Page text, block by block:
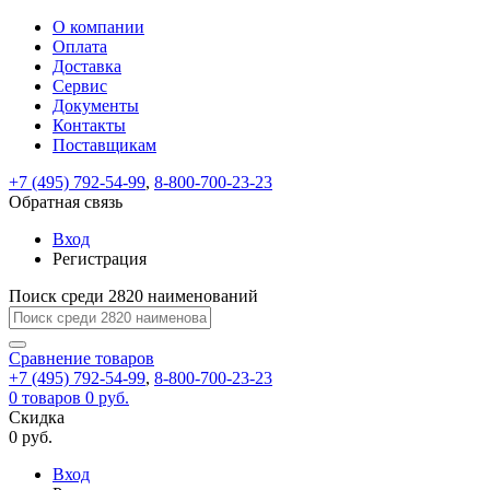
ВходРегистрация
Только
test@example.com
отправлена
по
ней
для
регистрации.
Ок
Только
Запомнить
меня
Забыли
Восстановление
пароля
Заполните
форму.
Мы
отправим
ссылку
на
указанный
электронный
адрес,
перейдя
по
которой
вы
новый
На
вашу
test@test.ru
отправлена
ссылка.
Перейдите
по
для
смены
пароля.
Введите
новый
пароль
Сменить
Пароль
успешно
Войти
Обратная
связь
Сообщение
пользовательского
соглашения
Ваше
сообщение
успешно
О компании
Оплата
Доставка
Сервис
Документы
Контакты
Поставщикам
+7 (495) 792-54-99, 8-800-700-23-23
Обратная связь
Вход
Регистрация
Поиск среди 2820 наименований
Сравнение товаров
+7 (495) 792-54-99, 8-800-700-23-23
0 товаров 0 руб.
Скидка
0 руб.
Вход